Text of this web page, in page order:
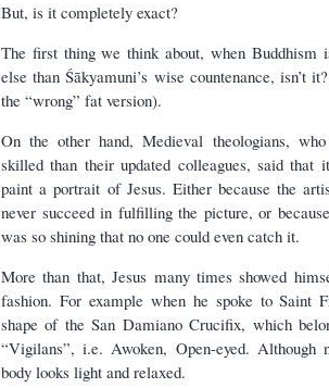
But, is it completely exact?
The first thing we think about, when Buddhism
else than Śākyamuni’s wise countenance, isn’t
the “wrong” fat version).
On the other hand, Medieval theologians,
skilled than their updated colleagues, said that
paint a portrait of Jesus. Either because the
never succeed in fulfilling the picture, or
was so shining that no one could even catch it.
More than that, Jesus many times showed
fashion. For example when he spoke to Saint
shape of the San Damiano Crucifix, which
“Vigilans”, i.e. Awoken, Open-eyed. Although
body looks light and relaxed.